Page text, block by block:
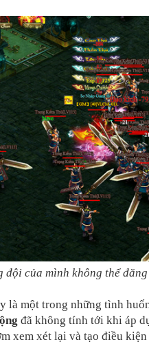
đội của mình không thể
là một trong những tình
đã không tính tới khi áp
xem xét lại và tạo điều